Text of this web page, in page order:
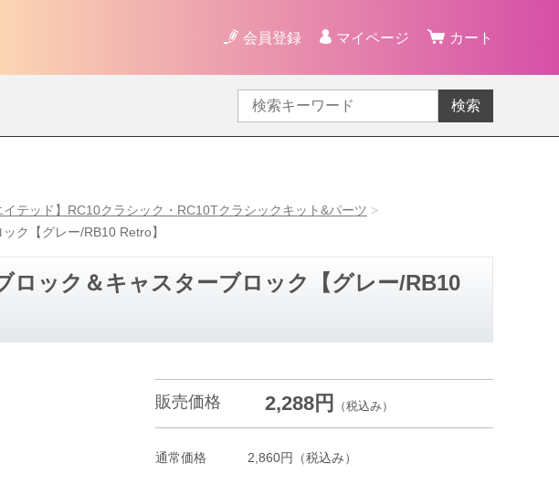
会員登録 マイページ カート
検索
イテッド】RC10クラシック・RC10Tクラシックキット&パーツ
ク【グレー/RB10 Retro】
ック＆キャスターブロック【グレー/RB10
販売価格 2,288円 （税込み）
通常価格 2,860円 （税込み）